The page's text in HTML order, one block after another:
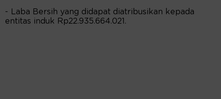
- Laba Bersih yang didapat diatribusikan kepada
entitas induk Rp22.935.664.021.